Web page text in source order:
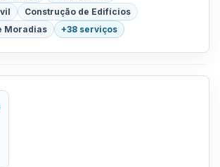
Construção de Edifícios
Moradias
+38 serviços